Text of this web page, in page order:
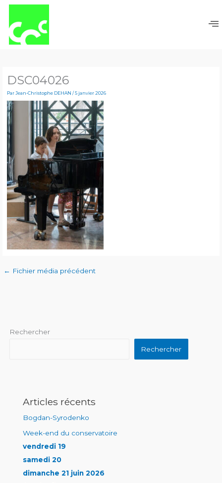
DSC04026
ParJean-Christophe DEHAN /5 janvier 2026
← Fichier média précédent
Rechercher
Rechercher
Articles récents
Bogdan-Syrodenko
Week-end du conservatoire
vendredi 19
samedi 20
dimanche 21 juin 2026